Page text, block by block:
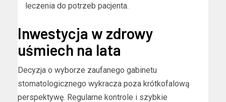
leczenia do potrzeb pacjenta.
Inwestycja w zdrowy
uśmiech na lata
Decyzja o wyborze zaufanego gabinetu
stomatologicznego wykracza poza krótkofalową
perspektywę. Regularne kontrole i szybkie